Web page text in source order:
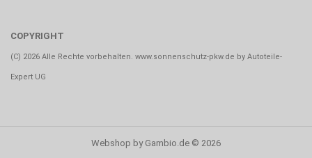
COPYRIGHT
(C) 2026 Alle Rechte vorbehalten. www.sonnenschutz-pkw.de by Autoteile-
Expert UG
Webshop by Gambio.de © 2026